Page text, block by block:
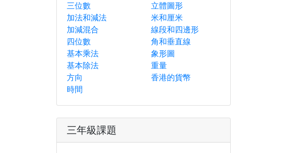
三位數
加法和減法
加減混合
四位數
基本乘法
基本除法
方向
時間
立體圖形
米和厘米
線段和四邊形
角和垂直線
象形圖
重量
香港的貨幣
三年級課題